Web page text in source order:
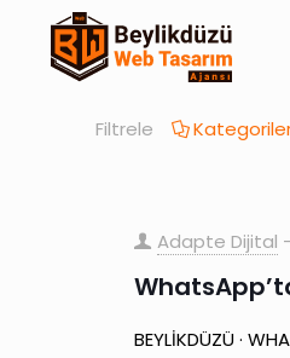
Filtrele
Adapte Dijital -
BEYLİKDÜZÜ ·